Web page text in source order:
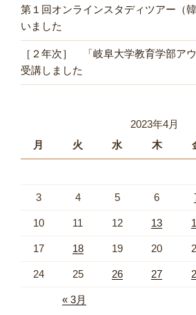
第１回オンラインスタディツアー（
いました
［２年次］ 「岐阜大学教育学部ア
受講しました
2023年4月
月
火 水 木
3 4 5 6
10 11 12 13
17 18 19 20
24 25 26 27
« 3月